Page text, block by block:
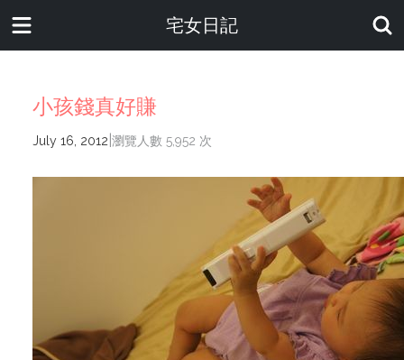
宅女日記
小孩錢真好賺
July 16, 2012 瀏覽人數 5,952 次